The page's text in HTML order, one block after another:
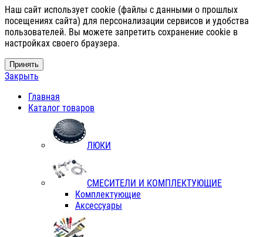
Наш сайт использует cookie (файлы с данными о прошлых
посещениях сайта) для персонализации сервисов и удобства
пользователей. Вы можете запретить сохранение cookie в
настройках своего браузера.
Принять
Закрыть
Главная
Каталог товаров
ЛЮКИ
СМЕСИТЕЛИ И КОМПЛЕКТУЮЩИЕ
Комплектующие
Аксессуары